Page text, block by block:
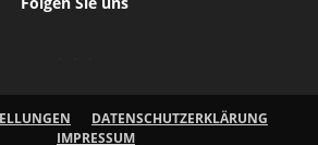
DATENSCHUTZERKLÄRUNG
IMPRESSUM